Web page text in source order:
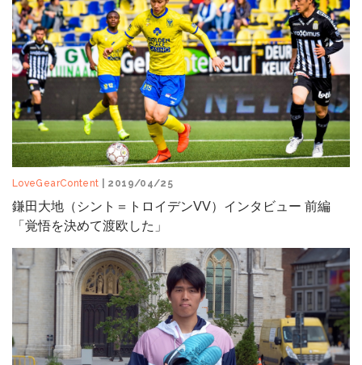
LoveGearContent | 2019/04/25
鎌田大地（シント＝トロイデンVV）インタビュー 前編
「覚悟を決めて渡欧した」